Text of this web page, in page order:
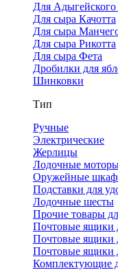
Для Адыгейского
Для сыра Качотта
Для сыра
Для сыра Рикотта
Для сыра Фета
Дробилки для
Шинковки
Тип
Ручные
Электрические
Жерлицы
Лодочные
Оружейные
Подставки для
Лодочные шесты
Прочие товары
Почтовые ящики
Почтовые ящики
Почтовые ящики
Комплектующие